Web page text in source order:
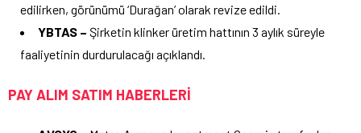
edilirken, görünümü ‘Durağan’ olarak revize edildi.
YBTAS – Şirketin klinker üretim hattının 3 aylık süreyle
faaliyetinin durdurulacağı açıklandı.
PAY ALIM SATIM HABERLERİ